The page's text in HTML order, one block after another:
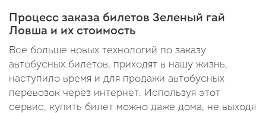
Процесс заказа билетов Зеленый гай
Ловша и их стоимость
Все больше новых технологий по заказу
автобусных билетов, приходят в нашу жизнь,
наступило время и для продажи автобусных
перевозок через интернет. Используя этот
сервис, купить билет можно даже дома, не выходя